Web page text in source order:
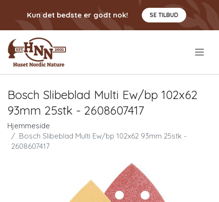
Kun det bedste er godt nok! SE TILBUD
Bosch Slibeblad Multi Ew/bp 102x62
93mm 25stk - 2608607417
Hjemmeside
Bosch Slibeblad Multi Ew/bp 102x62 93mm 25stk -
2608607417